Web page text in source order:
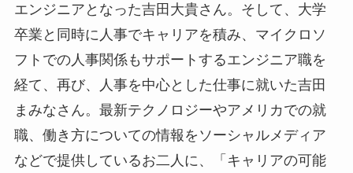
エンジニアとなった吉田大貴さん。そして、大学
卒業と同時に人事でキャリアを積み、マイクロソ
フトでの人事関係もサポートするエンジニア職を
経て、再び、人事を中心とした仕事に就いた吉田
まみなさん。最新テクノロジーやアメリカでの就
職、働き方についての情報をソーシャルメディア
などで提供しているお二人に、「キャリアの可能